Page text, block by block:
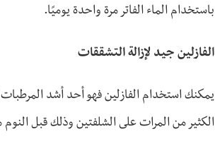
باستخدام الماء الفاتر مرة واحدة يوميًا.
الفازلين جيد لإزالة التشققات
يمكنك استخدام الفازلين فهو أحد أشد
الكثير من المرات على الشلفتين وذلك قبل